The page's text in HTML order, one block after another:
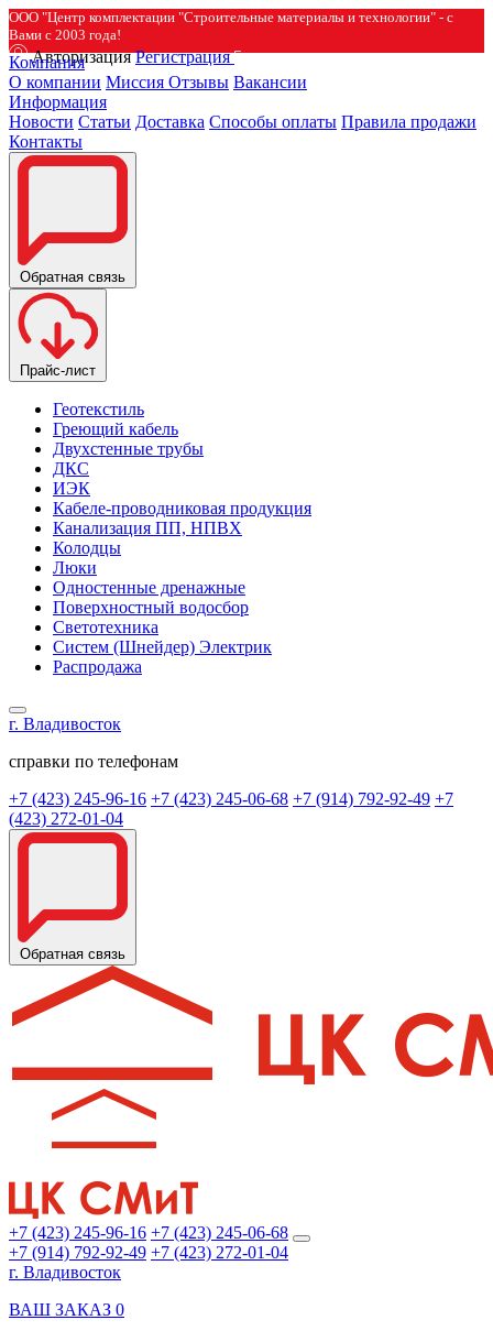
ООО "Центр комплектации "Строительные материалы и технологии" - с
Вами с 2003 года!
Авторизация Регистрация
Компания
О компании Миссия Отзывы Вакансии
Информация
Новости Статьи Доставка Способы оплаты Правила продажи
Контакты
Обратная связь
Прайс-лист
Геотекстиль
Греющий кабель
Двухстенные трубы
ДКС
ИЭК
Кабеле-проводниковая продукция
Канализация ПП, НПВХ
Колодцы
Люки
Одностенные дренажные
Поверхностный водосбор
Светотехника
Систем (Шнейдер) Электрик
Распродажа
г. Владивосток
справки по телефонам
+7 (423) 245-96-16 +7 (423) 245-06-68 +7 (914) 792-92-49 +7
(423) 272-01-04
Обратная связь
+7 (423) 245-96-16 +7 (423) 245-06-68
+7 (914) 792-92-49 +7 (423) 272-01-04
г. Владивосток
ВАШ ЗАКАЗ 0